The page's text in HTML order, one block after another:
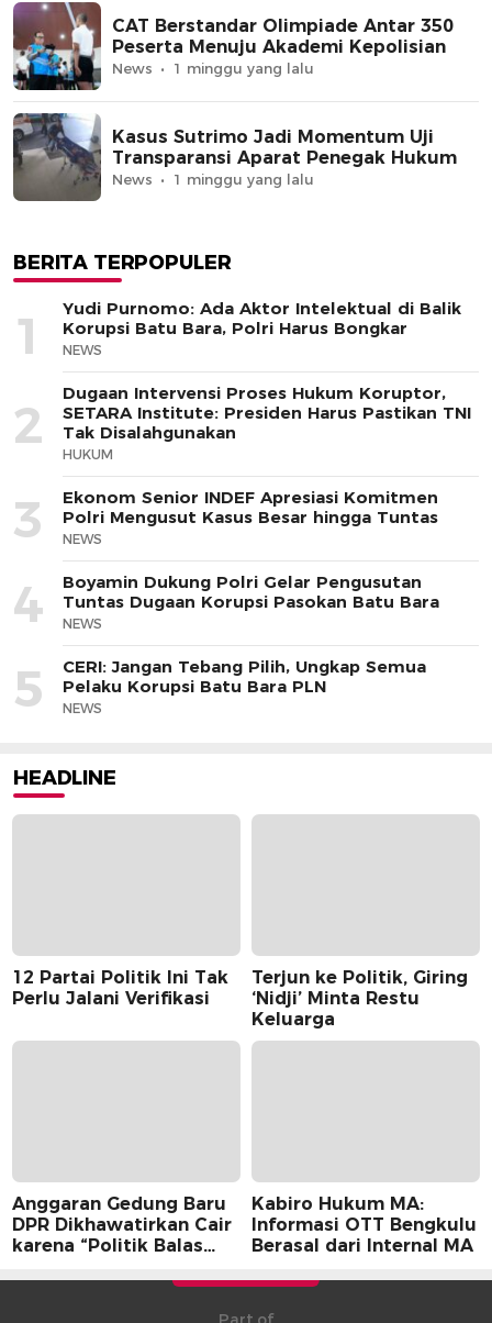
CAT Berstandar Olimpiade Antar 350
Peserta Menuju Akademi Kepolisian
News 1 minggu yang lalu
Kasus Sutrimo Jadi Momentum Uji
Transparansi Aparat Penegak Hukum
News 1 minggu yang lalu
BERITA TERPOPULER
1
Yudi Purnomo: Ada Aktor Intelektual di Balik
Korupsi Batu Bara, Polri Harus Bongkar
NEWS
2
Dugaan Intervensi Proses Hukum Koruptor,
SETARA Institute: Presiden Harus Pastikan TNI
Tak Disalahgunakan
HUKUM
3
Ekonom Senior INDEF Apresiasi Komitmen
Polri Mengusut Kasus Besar hingga Tuntas
NEWS
4
Boyamin Dukung Polri Gelar Pengusutan
Tuntas Dugaan Korupsi Pasokan Batu Bara
NEWS
5
CERI: Jangan Tebang Pilih, Ungkap Semua
Pelaku Korupsi Batu Bara PLN
NEWS
HEADLINE
12 Partai Politik Ini Tak
Perlu Jalani Verifikasi
Terjun ke Politik, Giring
‘Nidji’ Minta Restu
Keluarga
Anggaran Gedung Baru
DPR Dikhawatirkan Cair
karena “Politik Balas
Kabiro Hukum MA:
Informasi OTT Bengkulu
Berasal dari Internal MA